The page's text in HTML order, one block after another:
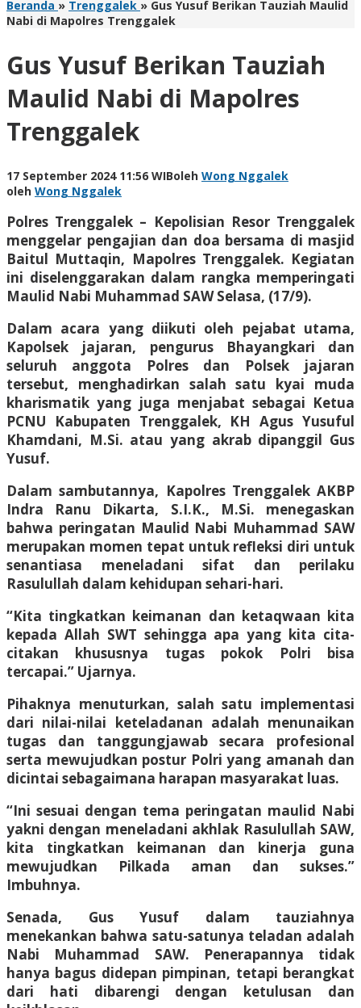
Beranda » Trenggalek » Gus Yusuf Berikan Tauziah Maulid
Nabi di Mapolres Trenggalek
Gus Yusuf Berikan Tauziah
Maulid Nabi di Mapolres
Trenggalek
17 September 2024 11:56 WIBoleh Wong Nggalek
oleh Wong Nggalek
Polres Trenggalek – Kepolisian Resor Trenggalek
menggelar pengajian dan doa bersama di masjid
Baitul Muttaqin, Mapolres Trenggalek. Kegiatan
ini diselenggarakan dalam rangka memperingati
Maulid Nabi Muhammad SAW Selasa, (17/9).
Dalam acara yang diikuti oleh pejabat utama,
Kapolsek jajaran, pengurus Bhayangkari dan
seluruh anggota Polres dan Polsek jajaran
tersebut, menghadirkan salah satu kyai muda
kharismatik yang juga menjabat sebagai Ketua
PCNU Kabupaten Trenggalek, KH Agus Yusuful
Khamdani, M.Si. atau yang akrab dipanggil Gus
Yusuf.
Dalam sambutannya, Kapolres Trenggalek AKBP
Indra Ranu Dikarta, S.I.K., M.Si. menegaskan
bahwa peringatan Maulid Nabi Muhammad SAW
merupakan momen tepat untuk refleksi diri untuk
senantiasa meneladani sifat dan perilaku
Rasulullah dalam kehidupan sehari-hari.
“Kita tingkatkan keimanan dan ketaqwaan kita
kepada Allah SWT sehingga apa yang kita cita-
citakan khususnya tugas pokok Polri bisa
tercapai.” Ujarnya.
Pihaknya menuturkan, salah satu implementasi
dari nilai-nilai keteladanan adalah menunaikan
tugas dan tanggungjawab secara profesional
serta mewujudkan postur Polri yang amanah dan
dicintai sebagaimana harapan masyarakat luas.
“Ini sesuai dengan tema peringatan maulid Nabi
yakni dengan meneladani akhlak Rasulullah SAW,
kita tingkatkan keimanan dan kinerja guna
mewujudkan Pilkada aman dan sukses.”
Imbuhnya.
Senada, Gus Yusuf dalam tauziahnya
menekankan bahwa satu-satunya teladan adalah
Nabi Muhammad SAW. Penerapannya tidak
hanya bagus didepan pimpinan, tetapi berangkat
dari hati dibarengi dengan ketulusan dan